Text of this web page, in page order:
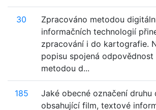
30
Zpracováno metodou
informačních technologií
zpracování i do kartografie.
popisu spojená
metodou d...
185
Jaké obecné označení
obsahující film, textové